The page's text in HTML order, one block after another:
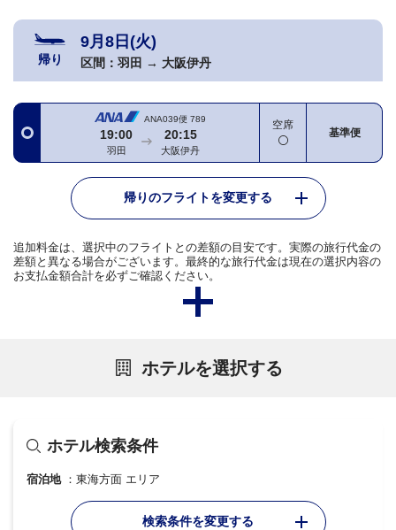
帰り
9月8日(火)
区間： 羽田 → 大阪伊丹
ANA039便 789
19:00
羽田
20:15
大阪伊丹
空席
基準便
帰りのフライトを変更する
追加料金は、選択中のフライトとの差額の目安です。実際の旅行代金の
差額と異なる場合がございます。最終的な旅行代金は現在の選択内容の
お支払金額合計を必ずご確認ください。
ホテルを選択する
ホテル検索条件
宿泊地 東海方面 エリア
検索条件を変更する